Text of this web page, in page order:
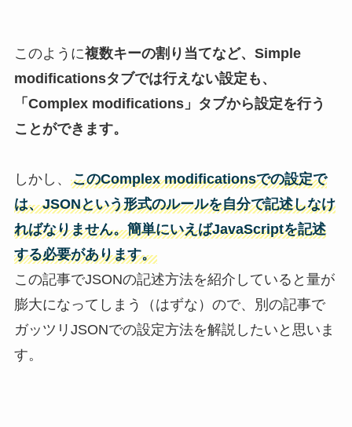
このように複数キーの割り当てなど、Simple
modificationsタブでは行えない設定も、
「Complex modifications」タブから設定を行う
ことができます。
しかし、 このComplex modificationsでの設定で
は、JSONという形式のルールを自分で記述しなけ
ればなりません。簡単にいえばJavaScriptを記述
する必要があります。
この記事でJSONの記述方法を紹介していると量が
膨大になってしまう（はずな）ので、別の記事で
ガッツリJSONでの設定方法を解説したいと思いま
す。